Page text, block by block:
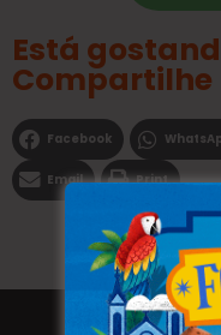
Está
Compartilhe
Facebook
Email Print